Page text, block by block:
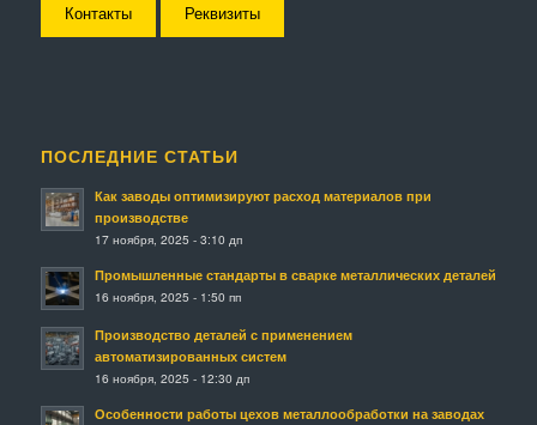
Контакты Реквизиты
ПОСЛЕДНИЕ СТАТЬИ
Как заводы оптимизируют расход материалов при
производстве
17 ноября, 2025 - 3:10 дп
Промышленные стандарты в сварке металлических деталей
16 ноября, 2025 - 1:50 пп
Производство деталей с применением
автоматизированных систем
16 ноября, 2025 - 12:30 дп
Особенности работы цехов металлообработки на заводах